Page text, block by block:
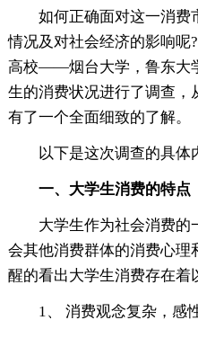
如何正确面对这一消费
情况及对社会经济的影响呢
高校——烟台大学，鲁东大
生的消费状况进行了调查，
有了一个全面细致的了解。
以下是这次调查的具体
一、大学生消费的特点
大学生作为社会消费的
会其他消费群体的消费心理
醒的看出大学生消费存在着
1、 消费观念复杂，感